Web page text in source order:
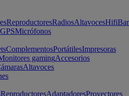
ReproductoresRadiosAltavocesHifi
Micrófonos
ComplementosPortátilesImpresoras
gamingAccesorios
Altavoces
ReproductoresAdaptadoresProyectores